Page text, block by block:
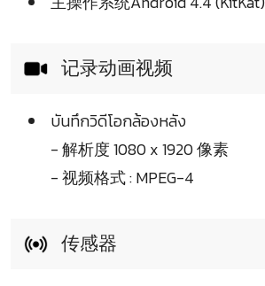
记录动画视频
บันทึกวิดีโอกล้องหลัง
- 解析度 1080 x 1920 像素
- 视频格式 : MPEG-4
传感器